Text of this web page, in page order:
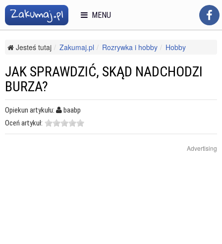
Jesteś tutaj Zakumaj.pl Rozrywka i hobby
Hobby
JAK SPRAWDZIĆ, SKĄD NADCHODZI
BURZA?
Opiekun artykułu:
baabp
Oceń artykuł:
Advertising
MENU